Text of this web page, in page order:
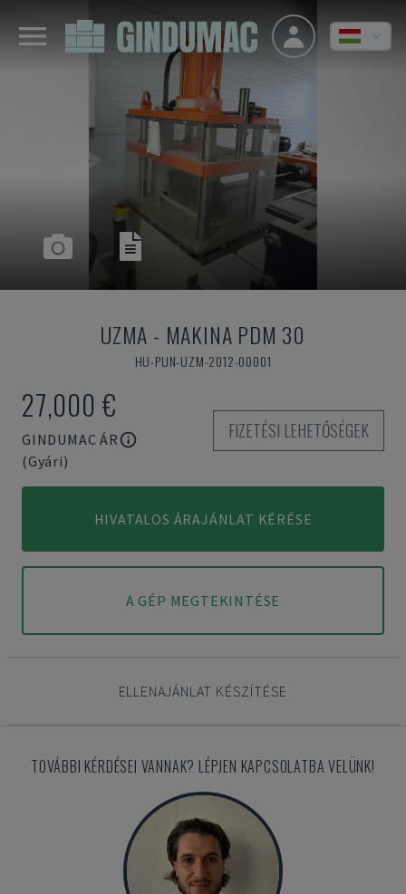
UZMA - MAKINA PDM 30
HU-PUN-UZM-2012-00001
27,000 €
GINDUMAC ÁR
(Gyári)
FIZETÉSI LEHETŐSÉGEK
HIVATALOS ÁRAJÁNLAT KÉRÉSE
A GÉP MEGTEKINTÉSE
ELLENAJÁNLAT KÉSZÍTÉSE
TOVÁBBI KÉRDÉSEI VANNAK? LÉPJEN KAPCSOLATBA VELÜNK!